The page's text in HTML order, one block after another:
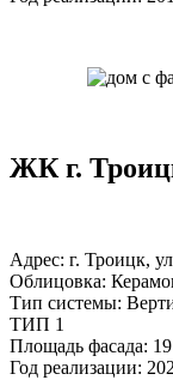
ЖК г.
Адрес: г. Троицк,
Облицовка:
Тип системы:
ТИП 1
Площадь фасада:
Год реализации: